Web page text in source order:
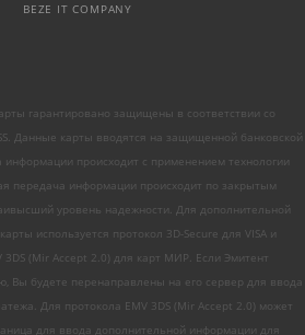
BEZE IT COMPANY
гарантировано защищены в соответствии со
Данные карты вводятся на защищенной банковской
происходит с применением технологии
передача информации происходит по закрытым
уровень надежности. Для дополнительной
используется протокол 3D-Secure для VISA и
3DS (Mir Accept 2.0) для карт МИР. Если Эмитент
Вы будете перенаправлены на его сервер для ввода
Для протокола EMV 3DS (Mir Accept 2.0) может
для ввода дополнительной информации для